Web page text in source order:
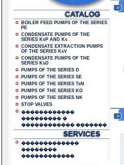
BOILER FEED PUMPS OF THE SERIES
PE
CONDENSATE PUMPS OF THE
SERIES KsP AND Ks
CONDENSATE EXTRACTION PUMPS
OF THE SERIES KsV
CONDENSATE PUMPS OF THE
SERIES KsD
PUMPS OF THE SERIES D
PUMPS OF THE SERIES SE
PUMPS OF THE SERIES TsN
PUMPS OF THE SERIES KO
PUMPS OF THE SERIES NK
STOP VALVES
������������
��������� �
������������ �������
�������������
��������
������������